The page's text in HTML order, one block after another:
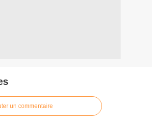
un commentaire